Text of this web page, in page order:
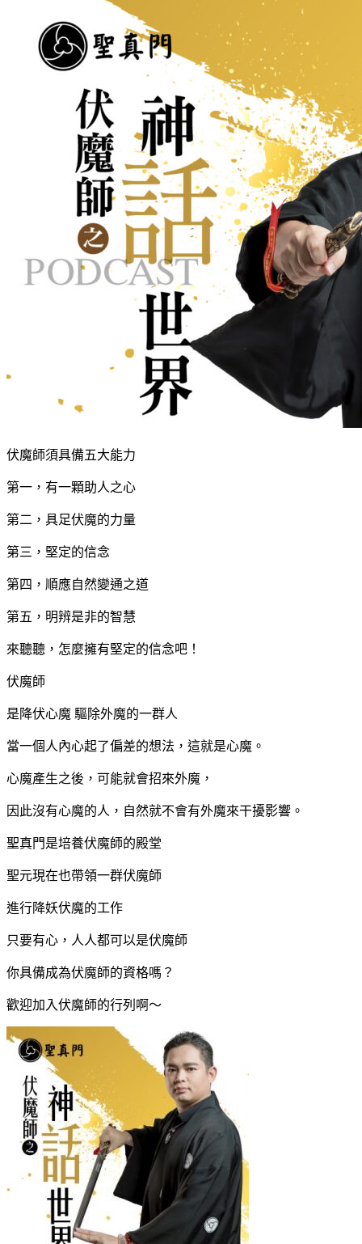
伏魔師須具備五大能力
第一，有一顆助人之心
第二，具足伏魔的力量
第三，堅定的信念
第四，順應自然變通之道
第五，明辨是非的智慧
來聽聽，怎麼擁有堅定的信念吧！
伏魔師
是降伏心魔 驅除外魔的一群人
當一個人內心起了偏差的想法，這就是心魔。
心魔產生之後，可能就會招來外魔，
因此沒有心魔的人，自然就不會有外魔來干擾影響。
聖真門是培養伏魔師的殿堂
聖元現在也帶領一群伏魔師
進行降妖伏魔的工作
只要有心，人人都可以是伏魔師
你具備成為伏魔師的資格嗎？
歡迎加入伏魔師的行列啊～